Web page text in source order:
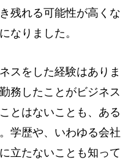
残れる可能性が高くな
なりました。
スをした経験はありま
務したことがビジネス
とはないことも、ある
学歴や、いわゆる会社
立たないことも知って